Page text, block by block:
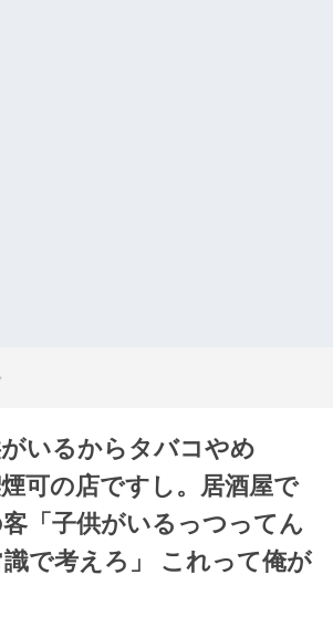
いるからタバコやめ
可の店ですし。居酒屋で
「子供がいるっつってん
で考えろ」 これって俺が